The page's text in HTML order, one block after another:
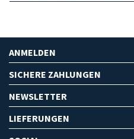
ANMELDEN
SICHERE ZAHLUNGEN
NEWSLETTER
LIEFERUNGEN